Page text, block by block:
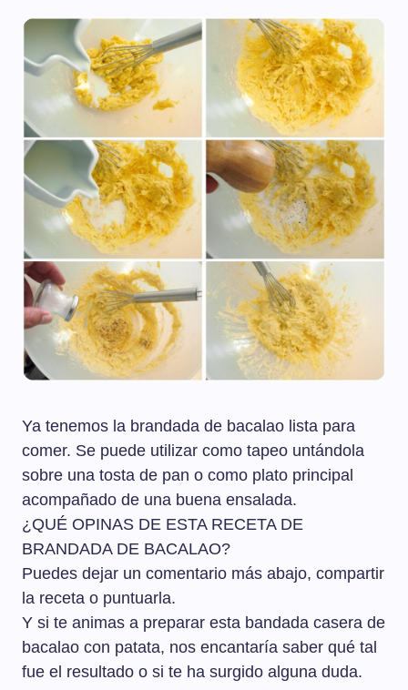
Ya tenemos la brandada de bacalao lista para
comer. Se puede utilizar como tapeo untándola
sobre una tosta de pan o como plato principal
acompañado de una buena ensalada.
¿QUÉ OPINAS DE ESTA RECETA DE
BRANDADA DE BACALAO?
Puedes dejar un comentario más abajo, compartir
la receta o puntuarla.
Y si te animas a preparar esta bandada casera de
bacalao con patata, nos encantaría saber qué tal
fue el resultado o si te ha surgido alguna duda.